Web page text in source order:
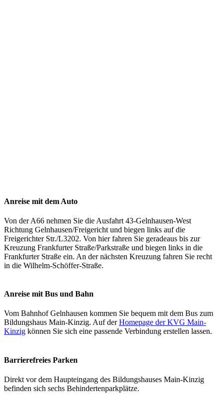
Anreise mit dem Auto
Von der A66 nehmen Sie die Ausfahrt 43-Gelnhausen-West
Richtung Gelnhausen/Freigericht und biegen links auf die
Freigerichter Str./L3202. Von hier fahren Sie geradeaus bis zur
Kreuzung Frankfurter Straße/Parkstraße und biegen links in die
Frankfurter Straße ein. An der nächsten Kreuzung fahren Sie recht
in die Wilhelm-Schöffer-Straße.
Anreise mit Bus und Bahn
Vom Bahnhof Gelnhausen kommen Sie bequem mit dem Bus zum
Bildungshaus Main-Kinzig. Auf derHomepage der KVG Main-
Kinzig können Sie sich eine passende Verbindung erstellen lassen.
Barrierefreies Parken
Direkt vor dem Haupteingang des Bildungshauses Main-Kinzig
befinden sich sechs Behindertenparkplätze.